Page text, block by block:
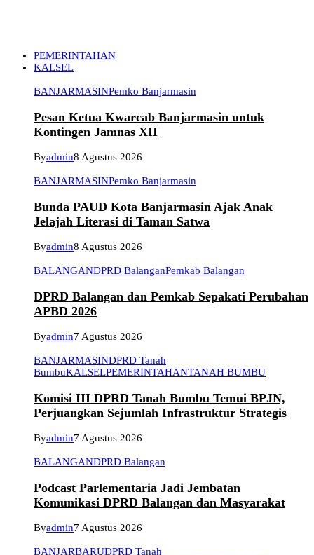
PEMERINTAHAN
KALSEL
BANJARMASINPemko Banjarmasin
Pesan Ketua Kwarcab Banjarmasin untuk
Kontingen Jamnas XII
Byadmin8 Agustus 2026
BANJARMASINPemko Banjarmasin
Bunda PAUD Kota Banjarmasin Ajak Anak
Jelajah Literasi di Taman Satwa
Byadmin8 Agustus 2026
BALANGANDPRD BalanganPemkab Balangan
DPRD Balangan dan Pemkab Sepakati Perubahan
APBD 2026
Byadmin7 Agustus 2026
BANJARMASINDPRD Tanah
BumbuKALSELPEMERINTAHANTANAH BUMBU
Komisi III DPRD Tanah Bumbu Temui BPJN,
Perjuangkan Sejumlah Infrastruktur Strategis
Byadmin7 Agustus 2026
BALANGANDPRD Balangan
Podcast Parlementaria Jadi Jembatan
Komunikasi DPRD Balangan dan Masyarakat
Byadmin7 Agustus 2026
BANJARBARUDPRD Tanah